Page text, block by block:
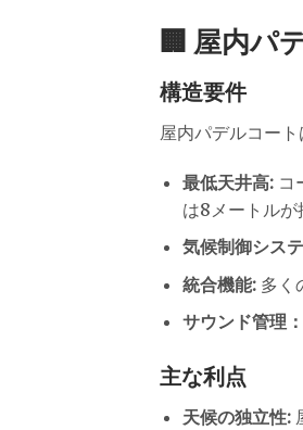
🏢 屋内パ
構造要件
屋内パデルコー
最低天井高:コ
は8メートルが
気候制御シス
統合機能:多く
サウンド管理：
主な利点
天候の独立性: